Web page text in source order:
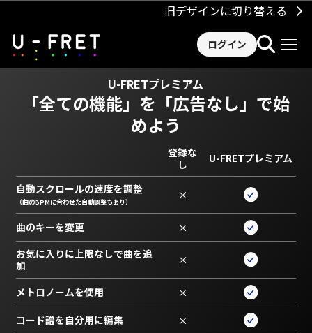
旧デザインに切り替える
ログイン
U-FRETプレミアム
「全ての機能」を 「広告なし」で始
めよう
登録な
し
U-FRETプレミアム
自動スクロールの速度を調整
（曲のBPMに合わせた自動調整もあり） ×
曲のキーを変更 ×
お気に入りに上限なしで曲を追
加
×
メトロノームを使用 ×
コード譜を自分用に編集 ×